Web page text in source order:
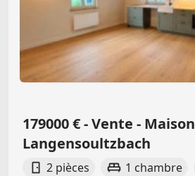
179000 € - Vente - Maison
Langensoultzbach
2 pièces 1 chambre